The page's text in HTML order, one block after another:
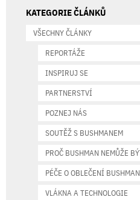
KATEGORIE ČLÁNKŮ
VŠECHNY ČLÁNKY
REPORTÁŽE
INSPIRUJ SE
PARTNERSTVÍ
POZNEJ NÁS
SOUTĚŽ S BUSHMANEM
PROČ BUSHMAN NEMŮŽE
PÉČE O OBLEČENÍ BUSHMAN
VLÁKNA A TECHNOLOGIE